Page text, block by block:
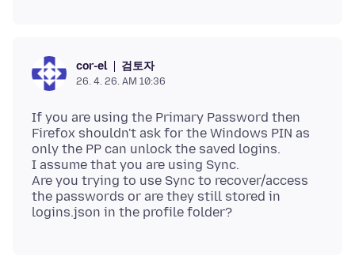
cor-el 검토자
26. 4. 26. AM 10:36
If you are using the Primary Password then
Firefox shouldn't ask for the Windows PIN as
only the PP can unlock the saved logins.
I assume that you are using Sync.
Are you trying to use Sync to recover/access
the passwords or are they still stored in